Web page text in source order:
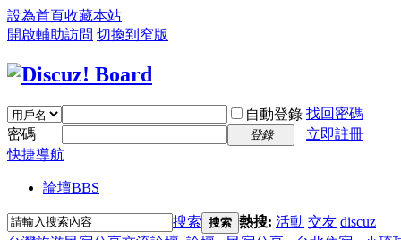
設為首頁收藏本站
開啟輔助訪問 切換到窄版
自動登錄 找回密碼
密碼
登錄
立即註冊
快捷導航
論壇BBS
搜索 搜索 熱搜: 活動 交友 discuz